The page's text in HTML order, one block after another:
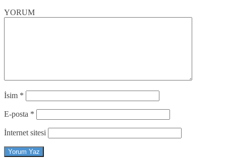
YORUM
İsim *
E-posta *
İnternet sitesi